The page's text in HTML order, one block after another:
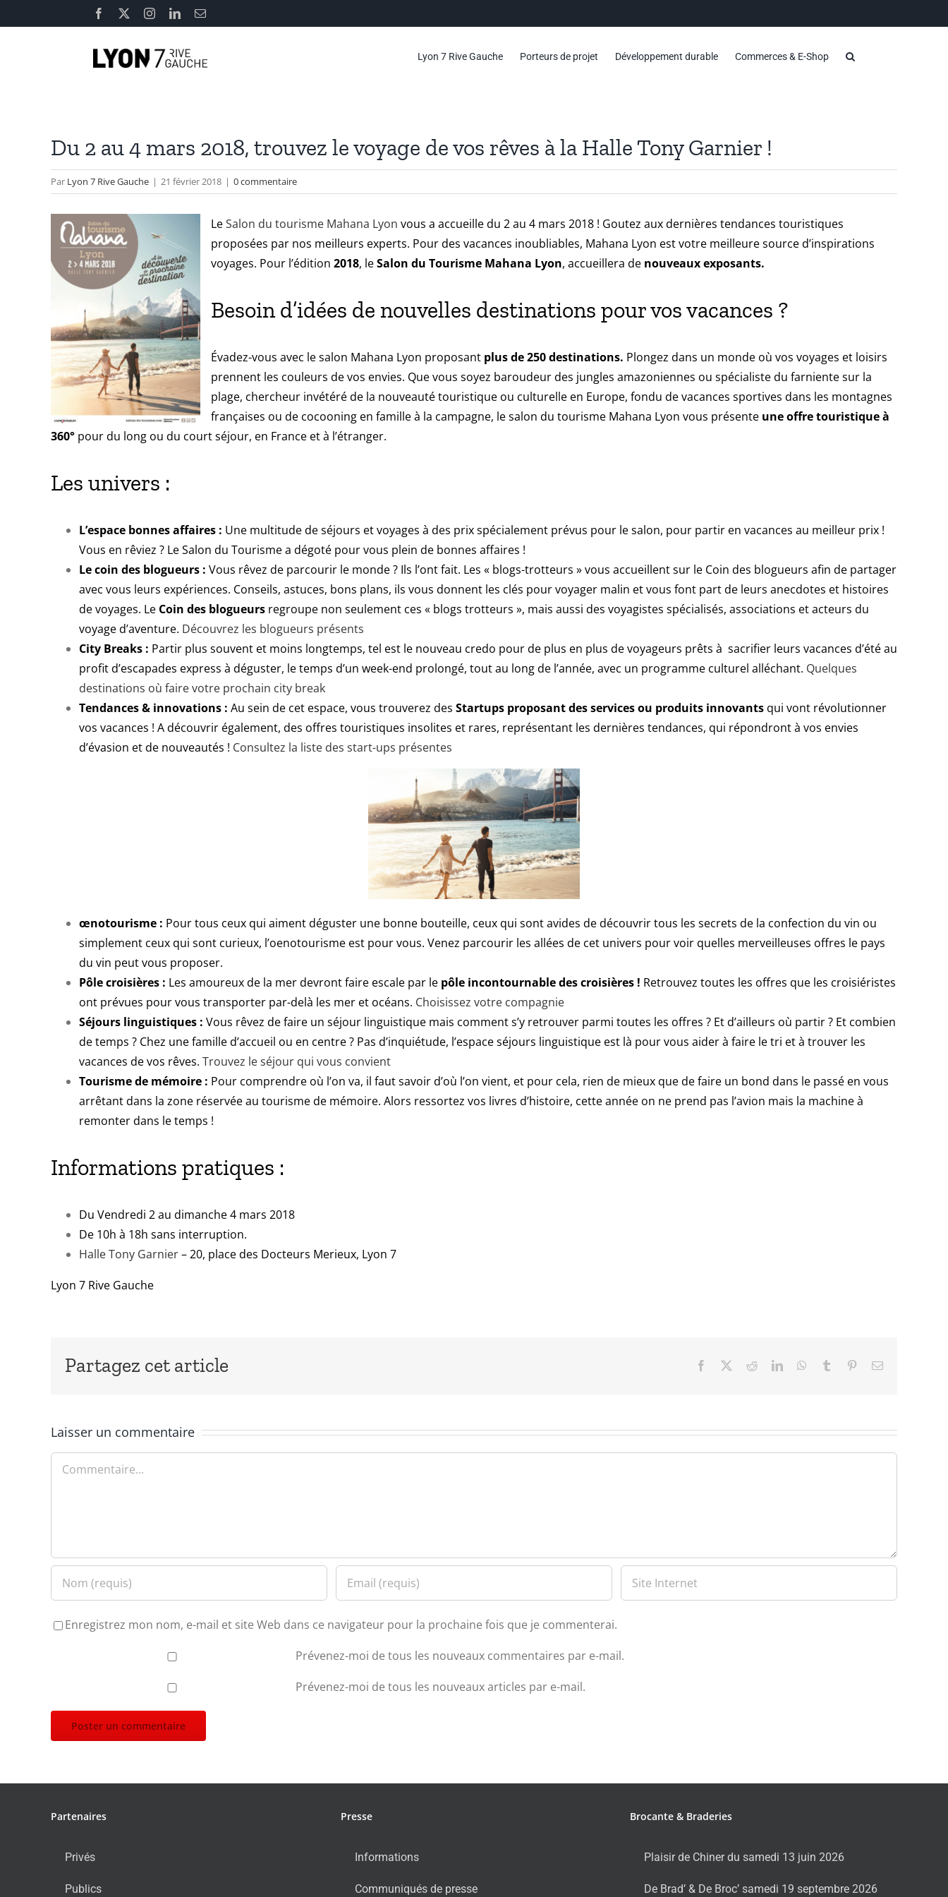
au
Facebook InstagramLinkedInEmail
Lyon 7 Rive Gauche Porteurs de projet Développement durable Commerces & E-Shop
Du 2 au 4 mars 2018, trouvez le voyage de vos rêves à la Halle Tony Garnier !
Par Lyon 7 Rive Gauche | 21 février 2018 | 0 commentaire
LeSalon du tourisme Mahana Lyon vous a accueille du 2 au 4 mars 2018 ! Goutez aux dernières tendances touristiques
proposées par nos meilleurs experts. Pour des vacances inoubliables, Mahana Lyon est votre meilleure source d’inspirations
voyages. Pour l’édition 2018, leSalon du Tourisme Mahana Lyon, accueillera de nouveaux exposants.
Besoin d’idées de nouvelles destinations pour vos vacances ?
Évadez-vous avec le salon Mahana Lyon proposant plus de 250 destinations. Plongez dans un monde où vos voyages et loisirs
prennent les couleurs de vos envies. Que vous soyez baroudeur des jungles amazoniennes ou spécialiste du farniente sur la
plage, chercheur invétéré de la nouveauté touristique ou culturelle en Europe, fondu de vacances sportives dans les montagnes
françaises ou de cocooning en famille à la campagne, le salon du tourisme Mahana Lyon vous présente une offre touristique à
360° pour du long ou du court séjour, en France et à l’étranger.
Les univers :
L’espace bonnes affaires : Une multitude de séjours et voyages à des prix spécialement prévus pour le salon, pour partir en vacances au meilleur prix !
Vous en rêviez ? Le Salon du Tourisme a dégoté pour vous plein de bonnes affaires !
Le coin des blogueurs : Vous rêvez de parcourir le monde ? Ils l’ont fait. Les « blogs-trotteurs » vous accueillent sur le Coin des blogueurs afin de partager
avec vous leurs expériences. Conseils, astuces, bons plans, ils vous donnent les clés pour voyager malin et vous font part de leurs anecdotes et histoires
de voyages. Le Coin des blogueurs regroupe non seulement ces « blogs trotteurs », mais aussi des voyagistes spécialisés, associations et acteurs du
voyage d’aventure. Découvrez les blogueurs présents
City Breaks : Partir plus souvent et moins longtemps, tel est le nouveau credo pour de plus en plus de voyageurs prêts à sacrifier leurs vacances d’été au
profit d’escapades express à déguster, le temps d’un week-end prolongé, tout au long de l’année, avec un programme culturel alléchant. Quelques
destinations où faire votre prochain city break
Tendances & innovations : Au sein de cet espace, vous trouverez des Startups proposant des services ou produits innovants qui vont révolutionner
vos vacances ! A découvrir également, des offres touristiques insolites et rares, représentant les dernières tendances, qui répondront à vos envies
d’évasion et de nouveautés ! Consultez la liste des start-ups présentes
œnotourisme : Pour tous ceux qui aiment déguster une bonne bouteille, ceux qui sont avides de découvrir tous les secrets de la confection du vin ou
simplement ceux qui sont curieux, l’oenotourisme est pour vous. Venez parcourir les allées de cet univers pour voir quelles merveilleuses offres le pays
du vin peut vous proposer.
Pôle croisières : Les amoureux de la mer devront faire escale par le pôle incontournable des croisières ! Retrouvez toutes les offres que les croisiéristes
ont prévues pour vous transporter par-delà les mer et océans. Choisissez votre compagnie
Séjours linguistiques : Vous rêvez de faire un séjour linguistique mais comment s’y retrouver parmi toutes les offres ? Et d’ailleurs où partir ? Et combien
de temps ? Chez une famille d’accueil ou en centre ? Pas d’inquiétude, l’espace séjours linguistique est là pour vous aider à faire le tri et à trouver les
vacances de vos rêves. Trouvez le séjour qui vous convient
Tourisme de mémoire : Pour comprendre où l’on va, il faut savoir d’où l’on vient, et pour cela, rien de mieux que de faire un bond dans le passé en vous
arrêtant dans la zone réservée au tourisme de mémoire. Alors ressortez vos livres d’histoire, cette année on ne prend pas l’avion mais la machine à
remonter dans le temps !
Informations pratiques :
Du Vendredi 2 au dimanche 4 mars 2018
De 10h à 18h sans interruption.
Halle Tony Garnier– 20, place des Docteurs Merieux, Lyon 7
Lyon 7 Rive Gauche
Partagez cet article Facebook RedditLinkedInWhatsApp
Tumblr PinterestEmail
Laisser un commentaire
Commentaire
Enregistrez mon nom, e-mail et site Web dans ce navigateur pour la prochaine fois que je commenterai.
Prévenez-moi de tous les nouveaux commentaires par e-mail.
Prévenez-moi de tous les nouveaux articles par e-mail.
Partenaires
Privés
Publics
Presse
Informations
Communiqués de presse
Brocante & Braderies
Plaisir de Chiner du samedi 13 juin 2026
De Brad’ & De Broc’ samedi 19 septembre 2026